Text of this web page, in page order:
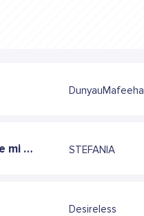
DunyauMafeeha
Ma bebe habibi amore mi meu coracao STEFANIA
Desireless